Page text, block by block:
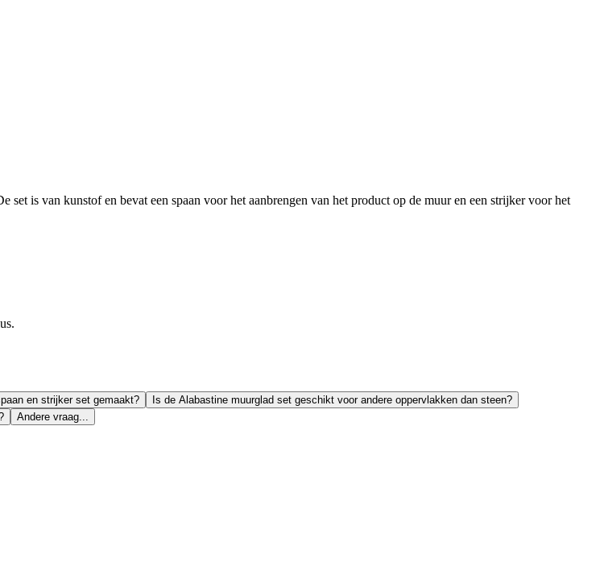
is van kunstof en bevat een spaan voor het aanbrengen van het product op de muur en een strijker voor het
en strijker set gemaakt?
Is de Alabastine muurglad set geschikt voor andere oppervlakken dan steen?
Andere vraag...